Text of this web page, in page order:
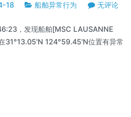
18 船舶异常行为 无评论
，发现船舶[MSC LAUSANNE
31°13.05'N 124°59.45'N位置有异常